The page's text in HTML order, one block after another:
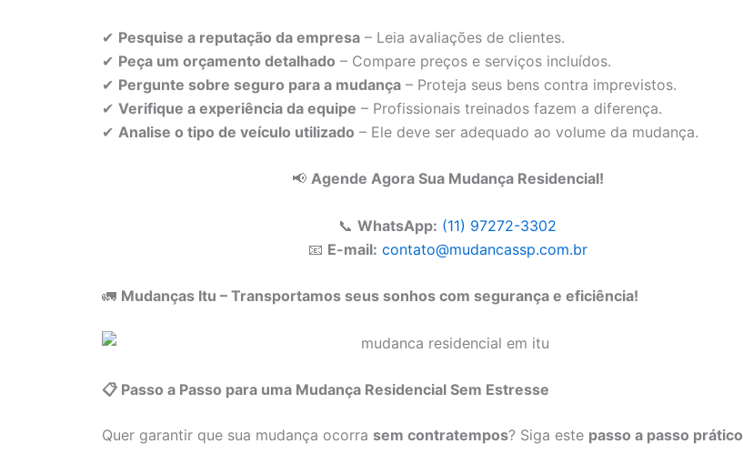
✔ Pesquise a reputação da empresa – Leia avaliações de clientes.
✔ Peça um orçamento detalhado – Compare preços e serviços incluídos.
✔ Pergunte sobre seguro para a mudança – Proteja seus bens contra imprevistos.
✔ Verifique a experiência da equipe – Profissionais treinados fazem a diferença.
✔ Analise o tipo de veículo utilizado – Ele deve ser adequado ao volume da mudança.
📢 Agende Agora Sua Mudança Residencial!
📞 WhatsApp: (11) 97272-3302
📧 E-mail: contato@mudancassp.com.br
🚛 Mudanças Itu – Transportamos seus sonhos com segurança e eficiência!
📋 Passo a Passo para uma Mudança Residencial Sem Estresse
Quer garantir que sua mudança ocorra sem contratempos? Siga este passo a passo prático